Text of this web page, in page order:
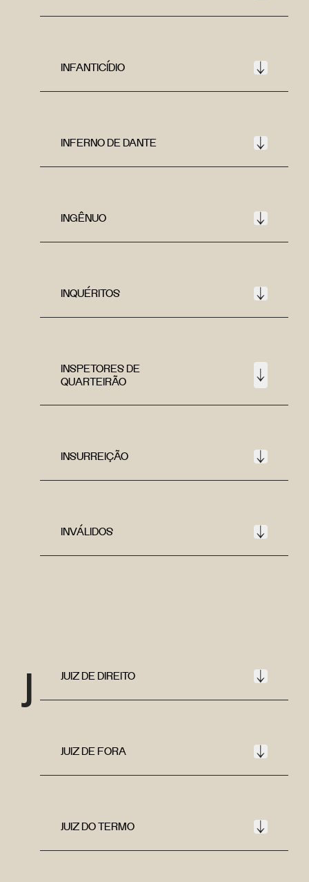
INFANTICÍDIO
INFERNO DE DANTE
INGÊNUO
INQUÉRITOS
INSPETORES DE
QUARTEIRÃO
INSURREIÇÃO
INVÁLIDOS
J JUIZ DE DIREITO
JUIZ DE FORA
JUIZ DO TERMO